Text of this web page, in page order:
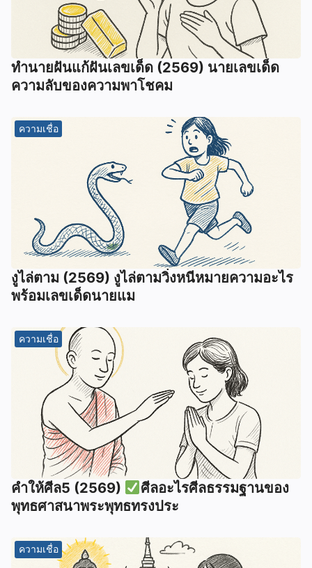
ทํานายฝันแก้ฝันเลขเด็ด (2569) นายเลขเด็ด
ความลับของความพาโชคม
ความเชื่อ
งูไล่ตาม (2569) งูไล่ตามวิ่งหนีหมายความอะไร
พร้อมเลขเด็ดนายแม
ความเชื่อ
คำให้ศีล5 (2569)
ศีลอะไรศีลธรรมฐานของ
พุทธศาสนาพระพุทธทรงประ
ความเชื่อ